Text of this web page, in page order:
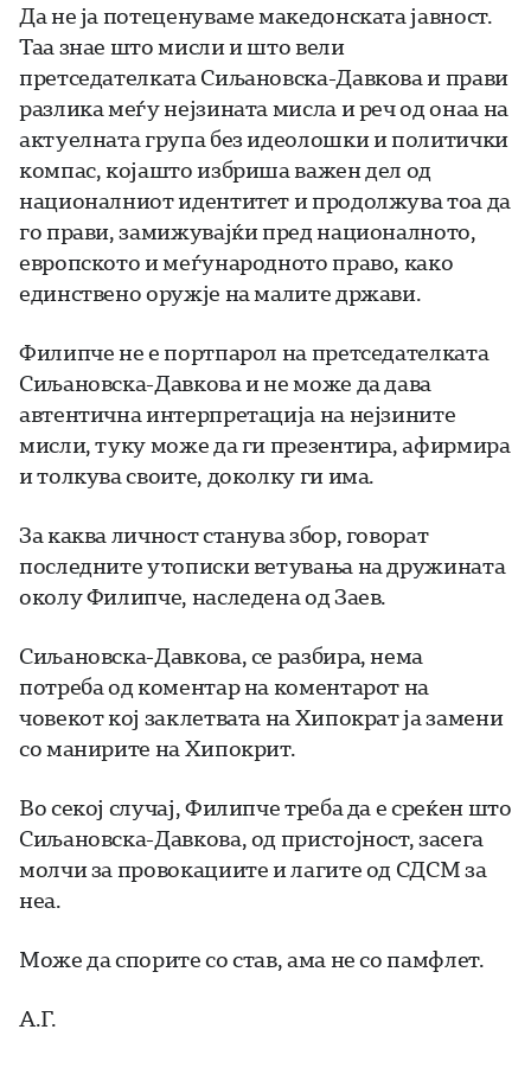
Да не ја потеценуваме македонската јавност.
Таа знае што мисли и што вели
претседателката Сиљановска-Давкова и прави
разлика меѓу нејзината мисла и реч од онаа на
актуелната група без идеолошки и политички
компас, којашто избриша важен дел од
националниот идентитет и продолжува тоа да
го прави, замижувајќи пред националното,
европското и меѓународното право, како
единствено оружје на малите држави.
Филипче не е портпарол на претседателката
Сиљановска-Давкова и не може да дава
автентична интерпретација на нејзините
мисли, туку може да ги презентира, афирмира
и толкува своите, доколку ги има.
За каква личност станува збор, говорат
последните утописки ветувања на дружината
околу Филипче, наследена од Заев.
Сиљановска-Давкова, се разбира, нема
потреба од коментар на коментарот на
човекот кој заклетвата на Хипократ ја замени
со манирите на Хипокрит.
Во секој случај, Филипче треба да е среќен што
Сиљановска-Давкова, од пристојност, засега
молчи за провокациите и лагите од СДСМ за
неа.
Може да спорите со став, ама не со памфлет.
А.Г.